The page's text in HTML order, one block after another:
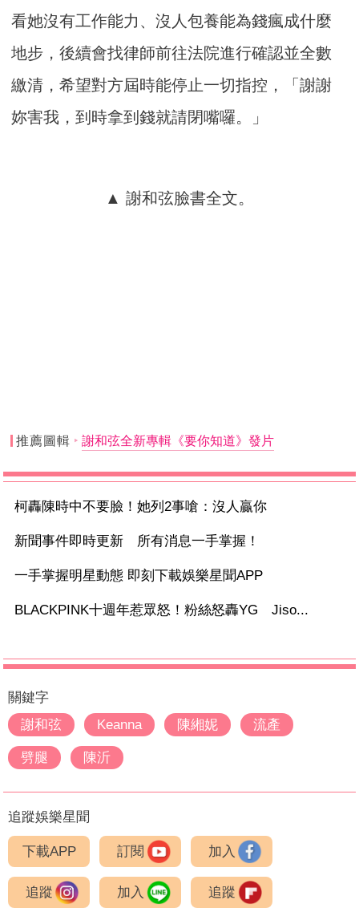
看她沒有工作能力、沒人包養能為錢瘋成什麼
地步，後續會找律師前往法院進行確認並全數
繳清，希望對方屆時能停止一切指控，「謝謝
妳害我，到時拿到錢就請閉嘴囉。」
▲ 謝和弦臉書全文。
推薦圖輯 謝和弦全新專輯《要你知道》發片
柯轟陳時中不要臉！她列2事嗆：沒人贏你
新聞事件即時更新 所有消息一手掌握！
一手掌握明星動態 即刻下載娛樂星聞APP
BLACKPINK十週年惹眾怒！粉絲怒轟YG Jiso...
關鍵字
謝和弦
Keanna 陳緗妮 流產
劈腿 陳沂
追蹤娛樂星聞
下載APP 訂閱 加入
追蹤 加入 追蹤